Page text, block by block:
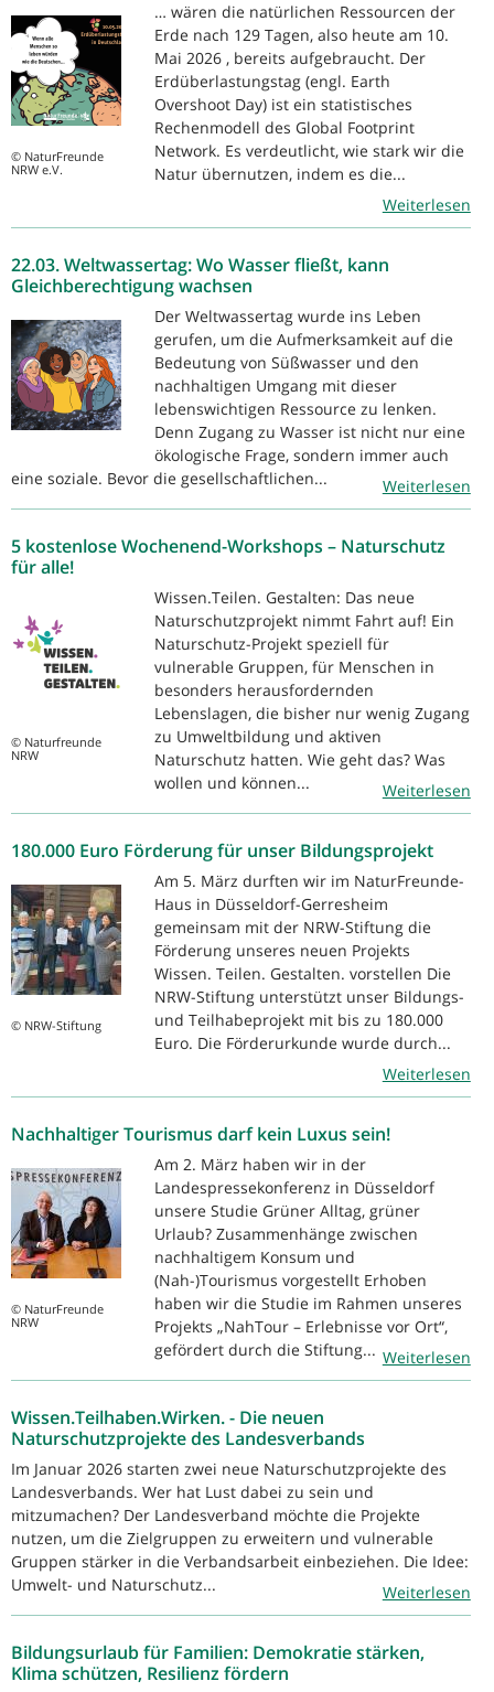
© NaturFreunde
NRW e.V.
… wären die natürlichen Ressourcen der
Erde nach 129 Tagen, also heute am 10.
Mai 2026 , bereits aufgebraucht. Der
Erdüberlastungstag (engl. Earth
Overshoot Day) ist ein statistisches
Rechenmodell des Global Footprint
Network. Es verdeutlicht, wie stark wir die
Natur übernutzen, indem es die...
Weiterlesen
22.03. Weltwassertag: Wo Wasser fließt, kann
Gleichberechtigung wachsen
Der Weltwassertag wurde ins Leben
gerufen, um die Aufmerksamkeit auf die
Bedeutung von Süßwasser und den
nachhaltigen Umgang mit dieser
lebenswichtigen Ressource zu lenken.
Denn Zugang zu Wasser ist nicht nur eine
ökologische Frage, sondern immer auch
eine soziale. Bevor die gesellschaftlichen...
Weiterlesen
5 kostenlose Wochenend-Workshops – Naturschutz
für alle!
© Naturfreunde
NRW
Wissen.Teilen. Gestalten: Das neue
Naturschutzprojekt nimmt Fahrt auf! Ein
Naturschutz-Projekt speziell für
vulnerable Gruppen, für Menschen in
besonders herausfordernden
Lebenslagen, die bisher nur wenig Zugang
zu Umweltbildung und aktiven
Naturschutz hatten. Wie geht das? Was
wollen und können...
Weiterlesen
180.000 Euro Förderung für unser Bildungsprojekt
© NRW-Stiftung
Am 5. März durften wir im NaturFreunde-
Haus in Düsseldorf-Gerresheim
gemeinsam mit der NRW-Stiftung die
Förderung unseres neuen Projekts
Wissen. Teilen. Gestalten. vorstellen Die
NRW-Stiftung unterstützt unser Bildungs-
und Teilhabeprojekt mit bis zu 180.000
Euro. Die Förderurkunde wurde durch...
Weiterlesen
Nachhaltiger Tourismus darf kein Luxus sein!
© NaturFreunde
NRW
Am 2. März haben wir in der
Landespressekonferenz in Düsseldorf
unsere Studie Grüner Alltag, grüner
Urlaub? Zusammenhänge zwischen
nachhaltigem Konsum und
(Nah-)Tourismus vorgestellt Erhoben
haben wir die Studie im Rahmen unseres
Projekts „NahTour – Erlebnisse vor Ort“,
gefördert durch die Stiftung... Weiterlesen
Wissen.Teilhaben.Wirken. - Die neuen
Naturschutzprojekte des Landesverbands
Im Januar 2026 starten zwei neue Naturschutzprojekte des
Landesverbands. Wer hat Lust dabei zu sein und
mitzumachen? Der Landesverband möchte die Projekte
nutzen, um die Zielgruppen zu erweitern und vulnerable
Gruppen stärker in die Verbandsarbeit einbeziehen. Die Idee:
Umwelt- und Naturschutz...
Weiterlesen
Bildungsurlaub für Familien: Demokratie stärken,
Klima schützen, Resilienz fördern